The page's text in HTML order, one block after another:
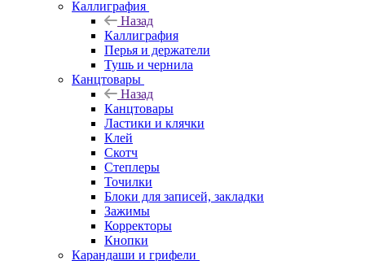
Каллиграфия
Назад
Каллиграфия
Перья и держатели
Тушь и чернила
Канцтовары
Назад
Канцтовары
Ластики и клячки
Клей
Скотч
Степлеры
Точилки
Блоки для записей, закладки
Зажимы
Корректоры
Кнопки
Карандаши и грифели